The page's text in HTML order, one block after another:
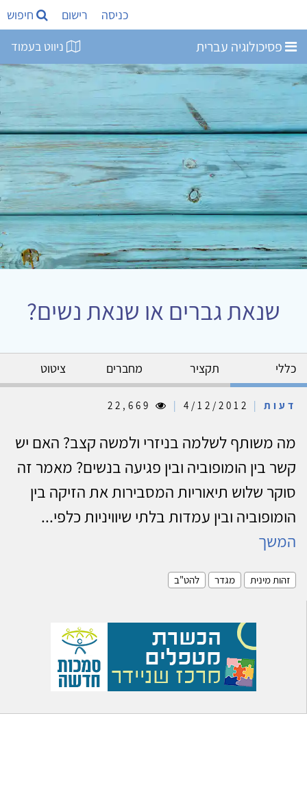
כניסה רישום חיפוש
פסיכולוגיה עברית ניווט בעמוד
שנאת גברים או שנאת נשים?
כללי תקציר מחברים ציטוט
דעות |
|
מה משותף לשלמה בניזרי ולמשה קצב? האם יש
קשר בין הומופוביה ובין פגיעה בנשים? מאמר זה
סוקר שלוש תיאוריות המסבירות את הזיקה בין
הומופוביה ובין עמדות בלתי שיוויניות כלפי...
המשך
זהות מינית מגדר להט"ב